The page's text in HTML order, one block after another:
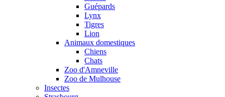
Guépards
Lynx
Tigres
Lion
Animaux domestiques
Chiens
Chats
Zoo d'Amneville
Zoo de Mulhouse
Insectes